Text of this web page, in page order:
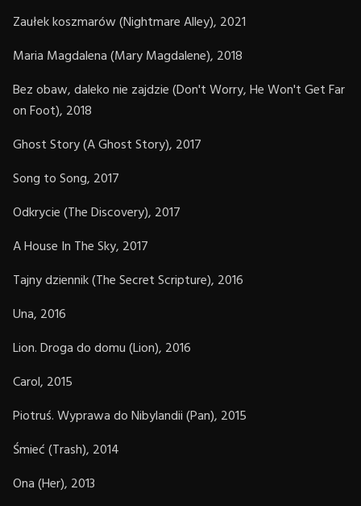
Zaułek koszmarów (Nightmare Alley), 2021
Maria Magdalena (Mary Magdalene), 2018
Bez obaw, daleko nie zajdzie (Don't Worry, He Won't Get Far
on Foot), 2018
Ghost Story (A Ghost Story), 2017
Song to Song, 2017
Odkrycie (The Discovery), 2017
A House In The Sky, 2017
Tajny dziennik (The Secret Scripture), 2016
Una, 2016
Lion. Droga do domu (Lion), 2016
Carol, 2015
Piotruś. Wyprawa do Nibylandii (Pan), 2015
Śmieć (Trash), 2014
Ona (Her), 2013